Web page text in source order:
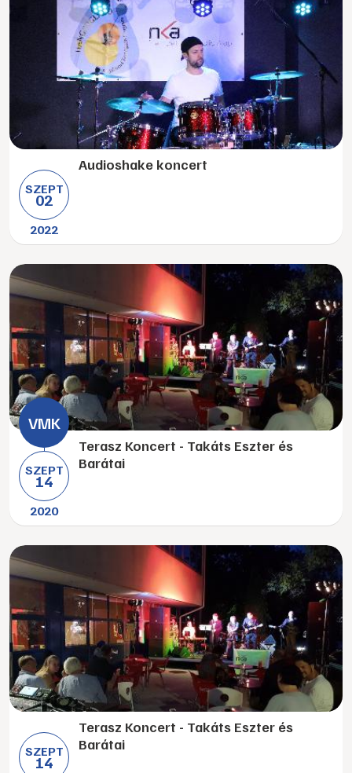
SZEPT
02
2022
Audioshake koncert
SZEPT
14
2020
Terasz Koncert - Takáts Eszter és
Barátai
SZEPT
14
Terasz Koncert - Takáts Eszter és
Barátai